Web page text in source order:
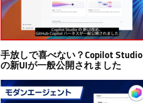
手放しで喜べない？Copilot Studio
の新UIが一般公開されました